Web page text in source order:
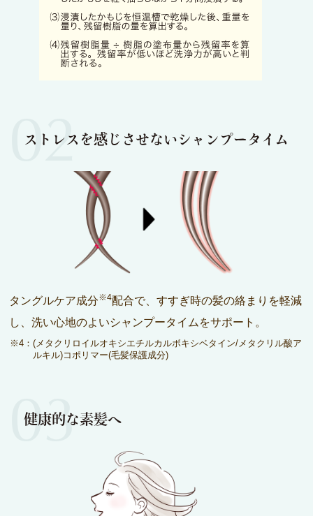
02
ストレスを感じさせないシャンプータイム
タングルケア成分※4配合で、すすぎ時の髪の絡まりを軽減
し、洗い心地のよいシャンプータイムをサポート。
※4：(メタクリロイルオキシエチルカルボキシベタイン/メタクリル酸ア
ルキル)コポリマー(毛髪保護成分)
03
健康的な素髪へ